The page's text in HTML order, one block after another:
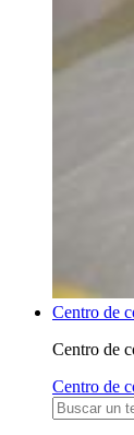
Centro de
Centro de
Centro de